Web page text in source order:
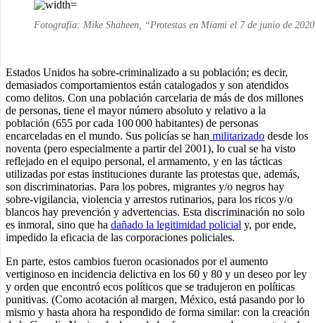
Fotografía: Mike Shaheen, “Protestas en Miami el 7 de junio de
Estados Unidos ha sobre-criminalizado a su población; es decir,
demasiados comportamientos están catalogados y son atendidos
como delitos. Con una población carcelaria de más de dos millones
de personas, tiene el mayor número absoluto y relativo a la
población (655 por cada 100 000 habitantes) de personas
encarceladas en el mundo. Sus policías se han militarizado desde los
noventa (pero especialmente a partir del 2001), lo cual se ha visto
reflejado en el equipo personal, el armamento, y en las tácticas
utilizadas por estas instituciones durante las protestas que, además,
son discriminatorias. Para los pobres, migrantes y/o negros hay
sobre-vigilancia, violencia y arrestos rutinarios, para los ricos y/o
blancos hay prevención y advertencias. Esta discriminación no solo
es inmoral, sino que ha dañado la legitimidad policial y, por ende,
impedido la eficacia de las corporaciones policiales.
En parte, estos cambios fueron ocasionados por el aumento
vertiginoso en incidencia delictiva en los 60 y 80 y un deseo por ley
y orden que encontró ecos políticos que se tradujeron en políticas
punitivas. (Como acotación al margen, México, está pasando por lo
mismo y hasta ahora ha respondido de forma similar: con la creación